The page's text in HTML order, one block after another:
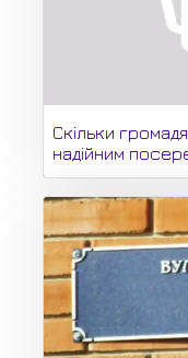
Скільки
надійним